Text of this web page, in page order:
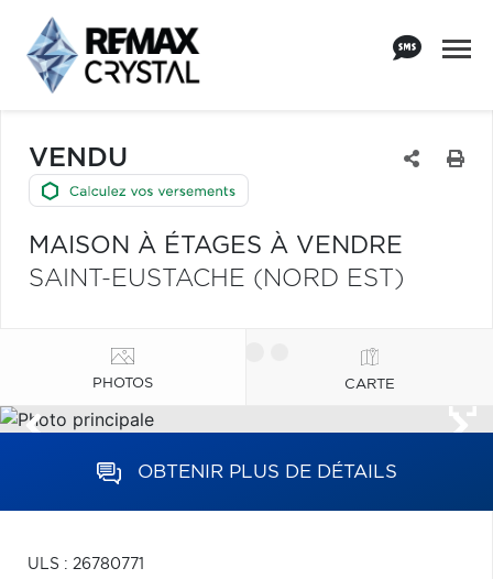
VENDU
MAISON À ÉTAGES À VENDRE
SAINT-EUSTACHE (NORD EST)
PHOTOS CARTE
OBTENIR PLUS DE DÉTAILS
ULS : 26780771